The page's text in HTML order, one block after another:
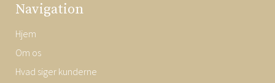
Navigation
Hjem
Om os
Hvad siger kunderne